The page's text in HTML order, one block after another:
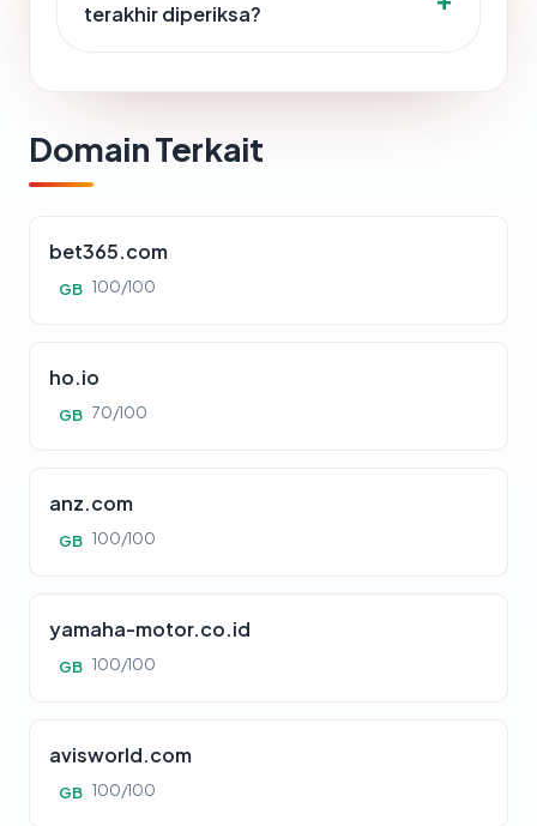
terakhir diperiksa?
Domain Terkait
bet365.com
GB 100/100
ho.io
GB 70/100
anz.com
GB 100/100
yamaha-motor.co.id
GB 100/100
avisworld.com
GB 100/100